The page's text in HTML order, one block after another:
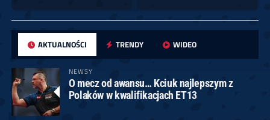
AKTUALNOŚCI TRENDY WIDEO
NEWSY
O mecz od awansu… Kciuk najlepszym z
Polaków w kwalifikacjach ET13